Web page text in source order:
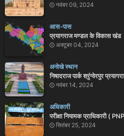
नवंबर 09, 2024
आस-पास
प्रयागराज मण्डल के विकास खंड
अक्टूबर 04, 2024
अनोखे स्थान
निषादराज पार्क श्रृंग्वेरपुर
नवंबर 14, 2024
अधिकारी
परीक्षा नियामक प्राधिकारी (
सितंबर 25, 2024